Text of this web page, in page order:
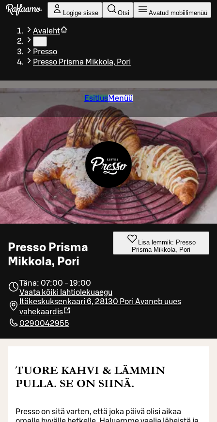
Liigu peamise sisu juurde
Logige sisse Otsi Avatud mobiilimenüü
Avaleht
Presso
Presso Prisma Mikkola, Pori
EsitlusMenüü
Presso Prisma
Mikkola, Pori
Lisa lemmik: Presso
Prisma Mikkola, Pori
Täna: 07:00 - 19:00
Vaata kõiki lahtiolekuaegu
Itäkeskuksenkaari 6, 28130 Pori Avaneb uues
vahekaardis
0290042955
TUORE KAHVI & LÄMMIN
PULLA. SE ON SIINÄ.
Presso on sitä varten, että joka päivä olisi aikaa